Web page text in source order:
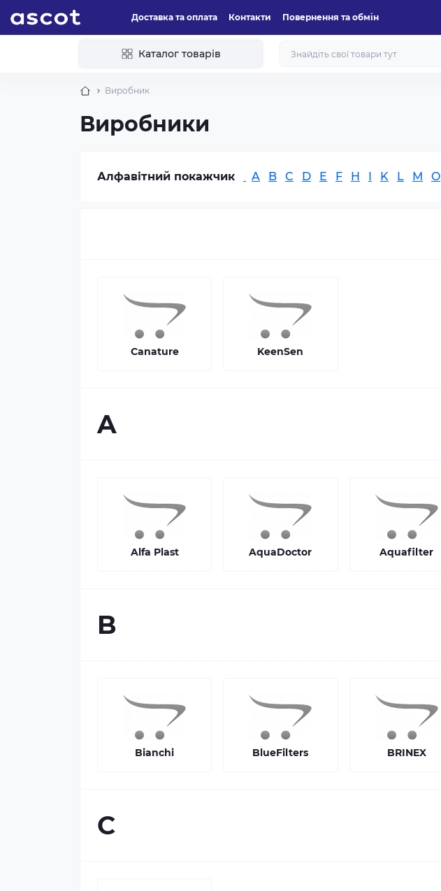
Доставка та оплата Контакти Повернення та обмін
Каталог товарів
Виробник
Виробники
Алфавітний покажчик A B C D E F H I K L M O
Canature KeenSen
A
Alfa Plast AquaDoctor Aquafilter
B
Bianchi BlueFilters BRINEX
C